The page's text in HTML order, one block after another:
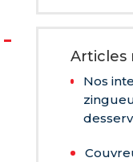
Articles
Nos